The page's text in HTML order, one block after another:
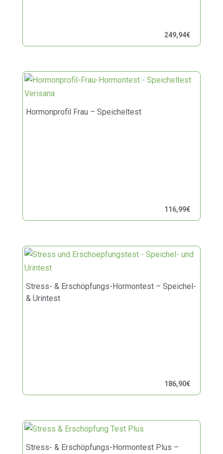
249,94€
Hormonprofil Frau – Speicheltest
116,99€
Stress- & Erschöpfungs-Hormontest – Speichel-
& Urintest
186,90€
Stress- & Erschöpfungs-Hormontest Plus –